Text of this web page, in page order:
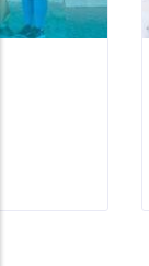
Encontro